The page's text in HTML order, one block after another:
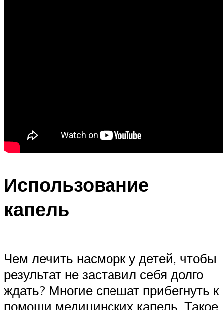
Использование
капель
Чем лечить насморк у детей, чтобы
результат не заставил себя долго
ждать? Многие спешат прибегнуть к
помощи медицинских капель. Такое